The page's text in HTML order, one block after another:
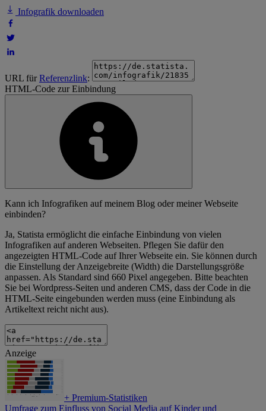
Infografik downloaden
URL fürReferenzlink:
HTML-Code zur Einbindung
Kann ich Infografiken auf meinem Blog oder meiner Webseite
einbinden?
Ja, Statista ermöglicht die einfache Einbindung von vielen
Infografiken auf anderen Webseiten. Pflegen Sie dafür den
angezeigten HTML-Code auf Ihrer Webseite ein. Sie können durch
die Einstellung der Anzeigebreite (Width) die Darstellungsgröße
anpassen. Als Standard sind 660 Pixel angegeben. Bitte beachten
Sie bei Wordpress-Seiten und anderen CMS, dass der Code in die
HTML-Seite eingebunden werden muss (eine Einbindung als
Artikeltext reicht nicht aus).
Anzeige
+ Premium-Statistiken
Umfrage zum Einfluss von Social Media auf Kinder und